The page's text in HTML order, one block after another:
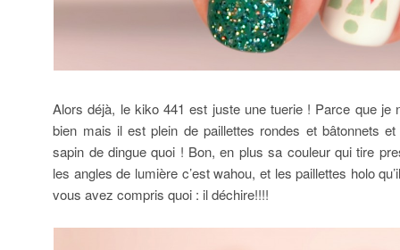
Alors déjà, le kiko 441 est juste une tuerie ! Parce que
bien mais il est plein de paillettes rondes et bâtonnets
sapin de dingue quoi ! Bon, en plus sa couleur qui tire
les angles de lumière c’est wahou, et les paillettes holo
vous avez compris quoi : il déchire!!!!